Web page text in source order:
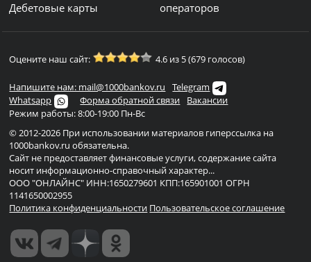
Дебетовые карты
операторов
Оцените наш сайт: 4.6 из 5 (679 голосов)
Напишите нам: mail@1000bankov.ru
Telegram
Whatsapp
Форма обратной связи
Вакансии
Режим работы: 8:00-19:00 Пн-Вс
© 2012-2026 При использовании материалов гиперссылка на
1000bankov.ru обязательна.
Сайт не предоставляет финансовые услуги, содержание сайта
носит информационно-справочный характер...
ООО "ОНЛАЙНС" ИНН:1650279601 КПП:165901001 ОГРН
1141650002955
Политика конфиденциальности Пользовательское соглашение